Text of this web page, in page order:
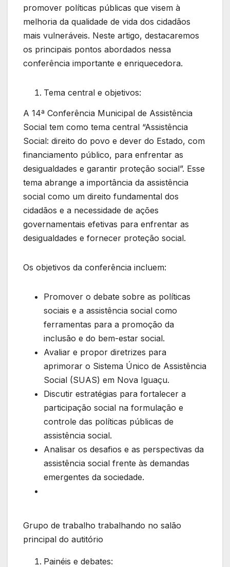
promover políticas públicas que visem à
melhoria da qualidade de vida dos cidadãos
mais vulneráveis. Neste artigo, destacaremos
os principais pontos abordados nessa
conferência importante e enriquecedora.
Tema central e objetivos:
A 14ª Conferência Municipal de Assistência
Social tem como tema central “Assistência
Social: direito do povo e dever do Estado, com
financiamento público, para enfrentar as
desigualdades e garantir proteção social”. Esse
tema abrange a importância da assistência
social como um direito fundamental dos
cidadãos e a necessidade de ações
governamentais efetivas para enfrentar as
desigualdades e fornecer proteção social.
Os objetivos da conferência incluem:
Promover o debate sobre as políticas
sociais e a assistência social como
ferramentas para a promoção da
inclusão e do bem-estar social.
Avaliar e propor diretrizes para
aprimorar o Sistema Único de Assistência
Social (SUAS) em Nova Iguaçu.
Discutir estratégias para fortalecer a
participação social na formulação e
controle das políticas públicas de
assistência social.
Analisar os desafios e as perspectivas da
assistência social frente às demandas
emergentes da sociedade.
Grupo de trabalho trabalhando no salão
principal do autitório
Painéis e debates: